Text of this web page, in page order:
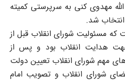
مهدوی کنی به سرپرستی کمیته
شد.
که مسئولیت شورای انقلاب قبل از
هدایت انقلاب بود و پس از
مهم شورای انقلاب تعیین دولت
شورای انقلاب و تصویب امام